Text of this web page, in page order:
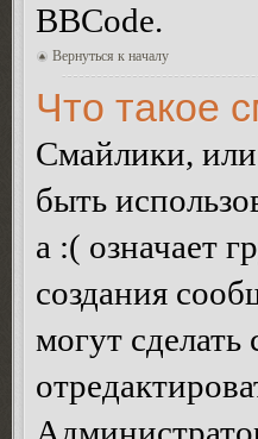
BBCode.
Вернуться к началу
Что такое
Смайлики,
быть
а :( означает
создания
могут